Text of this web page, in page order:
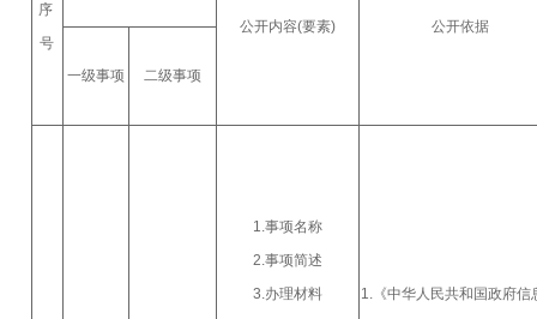
序
号
公开内容(要素) 公开依据
一级事项 二级事项
1.事项名称
2.事项简述
3.办理材料
1.《中华人民共和国政府信